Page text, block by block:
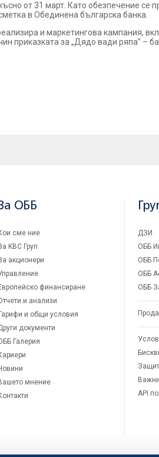
от 31 март. Като обезпечение се
в Обединена българска банка.
и маркетингова кампания,
приказката за „Дядо вади ряпа” –
ОББ
сме ние
KBC Груп
акционери
финансиране
и анализи
и общи условия
документи
Галерия
мнение
ДЗИ
ОББ
ОББ
ОББ
ОББ
API